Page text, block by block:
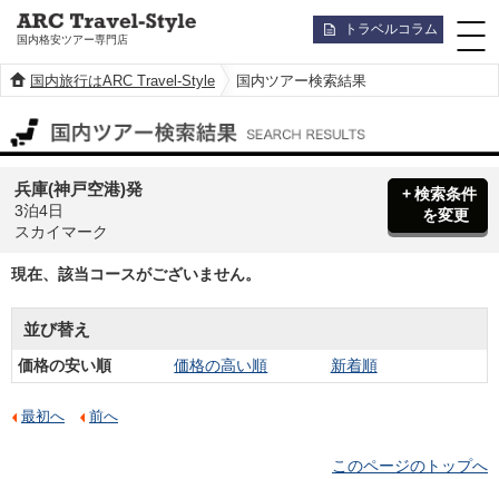
国内格安ツアー専門店
トラベルコラム
国内旅行はARC Travel-Style 国内ツアー検索結果
兵庫(神戸空港)発
3泊4日
スカイマーク
検索条件
を変更
現在、該当コースがございません。
並び替え
価格の安い順 価格の高い順 新着順
最初へ 前へ
このページのトップへ